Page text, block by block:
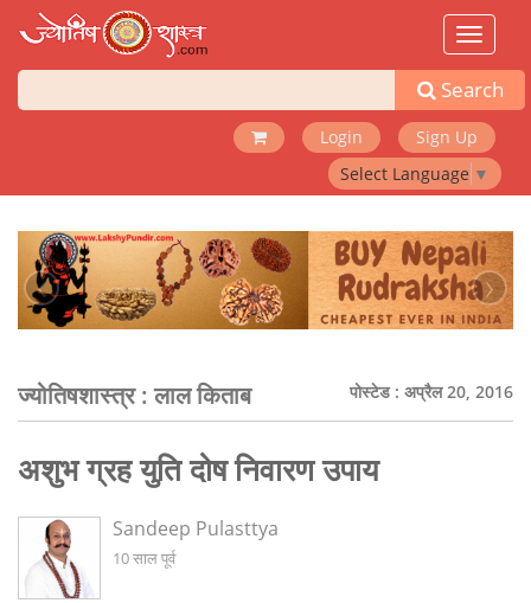
Toggle
Search
Login
Sign Up
Select Language ▼
‹ ›
ज्योतिषशास्त्र :लाल किताब पोस्टेड : अप्रैल 20, 2016
अशुभ ग्रह युति दोष निवारण उपाय
Sandeep Pulasttya
10 साल पूर्व